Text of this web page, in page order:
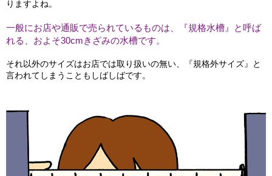
りますよね。
一般にお店や通販で売られているものは、『規格水槽』と呼ば
れる、およそ30cmきざみの水槽です。
それ以外のサイズはお店では取り扱いの無い、『規格外サイズ』と
言われてしまうこともしばしばです。